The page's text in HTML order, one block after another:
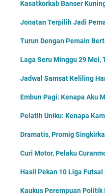
Kasatkorkab Banser
Jonatan Terpilih Jadi
Turun Dengan Pemain
Laga Seru Minggu 29 Mei,
Jadwal Samsat Keliling
Embun Pagi: Kenapa Aku
Pelatih Uniku: Kenapa
Dramatis, Promig
Curi Motor, Pelaku
Hasil Pekan 10 Liga Futsal
Kaukus Perempuan